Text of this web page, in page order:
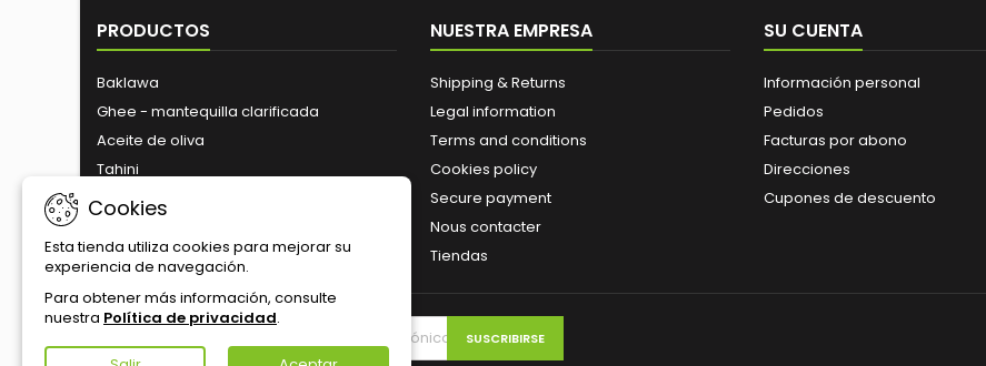
PRODUCTOS
Baklawa
Ghee - mantequilla clarificada
Aceite de oliva
Tahini
Zaitoune
NUESTRA EMPRESA
Shipping & Returns
Legal information
Terms and conditions
Cookies policy
Secure payment
Nous contacter
Tiendas
SU CUENTA
Información personal
Pedidos
Facturas por abono
Direcciones
Cupones de descuento
Cookies
Esta tienda utiliza cookies para mejorar su
experiencia de navegación.
Para obtener más información, consulte
nuestra Política de privacidad.